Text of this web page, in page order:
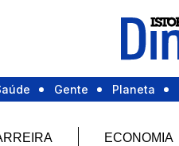
Gente Planeta
ECONOMIA